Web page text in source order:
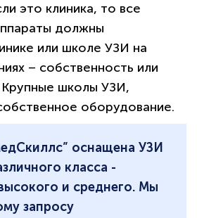
это клиника, то все
должны
или школе УЗИ на
– собственность или
школы УЗИ,
оборудование.
оснащена УЗИ
класса -
и среднего. Мы
запросу